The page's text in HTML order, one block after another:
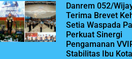
Danrem 052/
Terima Brevet
Setia Waspada
Perkuat Sinergi
Pengamanan
Stabilitas Ibu Kota